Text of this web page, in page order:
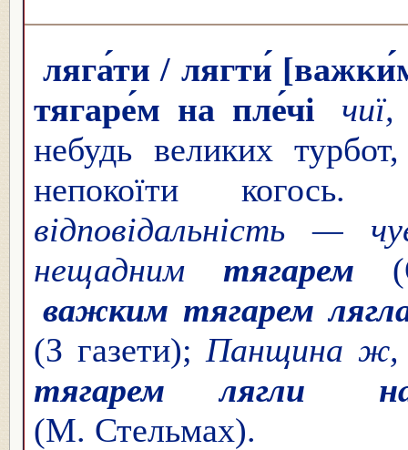
ляга́ти / лягти́
тягаре́м на пле́чі
небудь великих
непокоїти когось.
відповідальність
нещадним
тягарем
важким тягарем
(З газети); Панщина ж,
тягарем лягли
(М. Стельмах).